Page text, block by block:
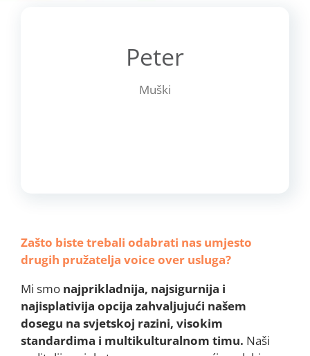
Peter
Muški
Zašto biste trebali odabrati nas umjesto
drugih pružatelja voice over usluga?
Mi smo najprikladnija, najsigurnija i
najisplativija opcija zahvaljujući našem
dosegu na svjetskoj razini, visokim
standardima i multikulturalnom timu. Naši